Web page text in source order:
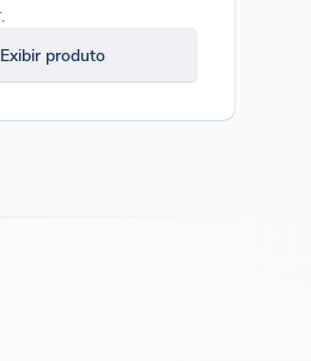
Exibir produto